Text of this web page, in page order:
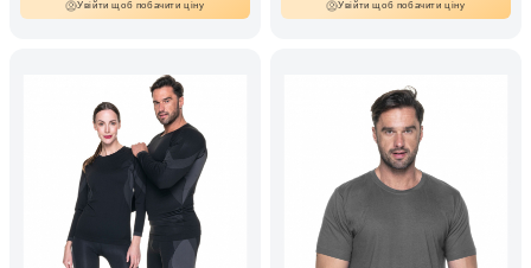
GRANAT
SZARY MELANŻ
Увійти щоб побачити ціну Увійти щоб побачити ціну